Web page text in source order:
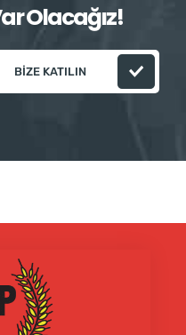
Olacağız!
BIZE KATILIN